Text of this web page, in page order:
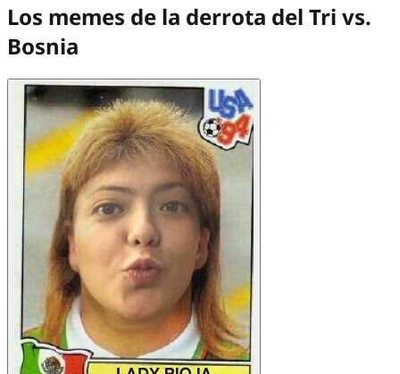
Los memes de la derrota del Tri vs.
Bosnia